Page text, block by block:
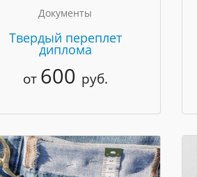
Документы
Твердый переплет
диплома
от 600 руб.